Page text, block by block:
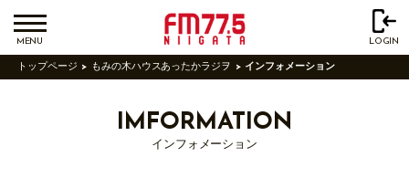
MENU LOGIN
トップページ もみの木ハウスあったかラジヲ インフォメーション
IMFORMATION
インフォメーション